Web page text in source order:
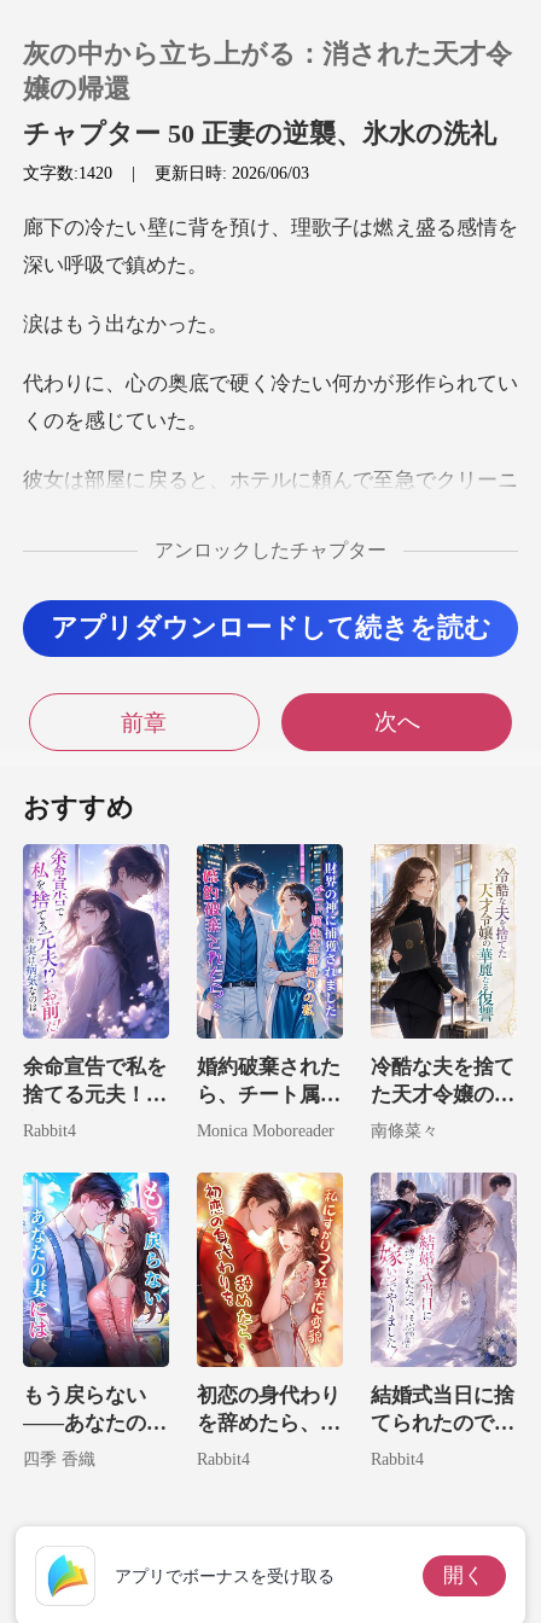
チャージ
閲覧履歴
ログアウトします
灰の中から立ち上がる：消された天才令
嬢の帰還
チャプター 50 正妻の逆襲、氷水の洗礼
文字数:1420 |更新日時: 2026/06/03
け、理歌子は燃え盛る感
う出な
く冷たい何かが形作られ
で至急でクリーニ
これ以上関わりを
を曲が
を立ててエレベー
のは、武井萌
顔には花火の主役を務
が狭い廊下
一瞬で
歌
アンロックしたチャプター
アプリダウンロードして続きを読む
前章 次へ
おすすめ
余命宣告で私を
捨てる元夫！？
実は病気なのは
Rabbit4
婚約破棄された
ら、チート属性
全部盛りの私が
されました。
Monica Moboreader
冷酷な夫を捨て
た天才令嬢の華
麗なる復讐
南條菜々
もう戻らない
――あなたの妻
には
四季 香織
初恋の身代わり
を辞めたら、私
にすがりつく狂
Rabbit4
結婚式当日に捨
てられたので、
そいつの宿敵に
Rabbit4
アプリでボーナスを受け取る 開く